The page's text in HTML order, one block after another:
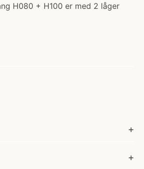
H080 + H100 er med 2 låger